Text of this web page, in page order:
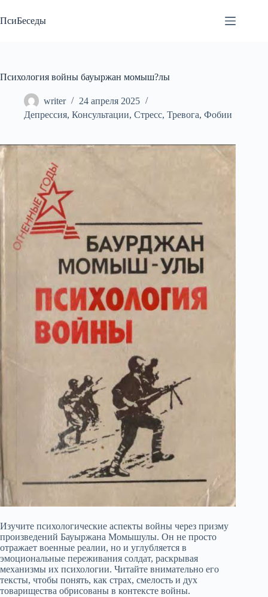
к
сути
ПсиБеседы
Психология войны бауыржан момыш?лы
writer
24 апреля 2025
Депрессия, Консультации, Стресс, Тревога, Фобии
Изучите психологические аспекты войны через призму
произведений Бауыржана Момышулы. Он не просто
отражает военные реалии, но и углубляется в
эмоциональные переживания солдат, раскрывая
механизмы их психологии. Читайте внимательно его
тексты, чтобы понять, как страх, смелость и дух
товарищества обрисованы в контексте войны.